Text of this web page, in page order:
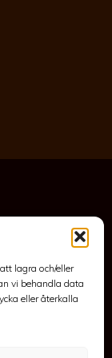
lagra och/eller
vi behandla data
eller återkalla